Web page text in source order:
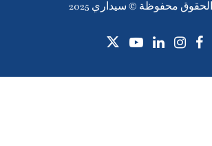
محفوظة © سيداري 2025